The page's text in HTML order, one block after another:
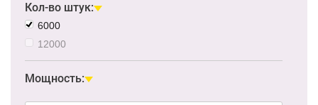
Кол-во штук:
6000
12000
Мощность: